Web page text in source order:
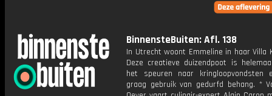
BinnensteBuiten: Afl. 138
In Utrecht woont Emmeline in haar Villa
Deze creatieve duizendpoot is
het speuren naar kringloopvondsten
graag gebruik van gedurfd behang. *